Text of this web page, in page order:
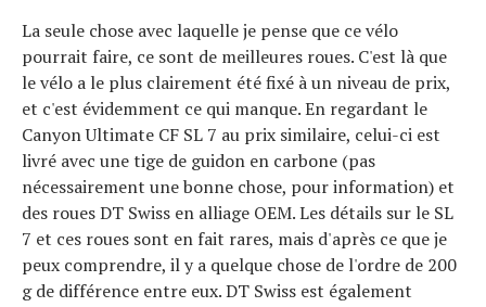
La seule chose avec laquelle je pense que ce vélo
pourrait faire, ce sont de meilleures roues. C'est là que
le vélo a le plus clairement été fixé à un niveau de prix,
et c'est évidemment ce qui manque. En regardant le
Canyon Ultimate CF SL 7 au prix similaire, celui-ci est
livré avec une tige de guidon en carbone (pas
nécessairement une bonne chose, pour information) et
des roues DT Swiss en alliage OEM. Les détails sur le SL
7 et ces roues sont en fait rares, mais d'après ce que je
peux comprendre, il y a quelque chose de l'ordre de 200
g de différence entre eux. DT Swiss est également